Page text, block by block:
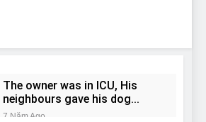
The owner was in ICU, His
neighbours gave his dog
away!
7 Năm Ago